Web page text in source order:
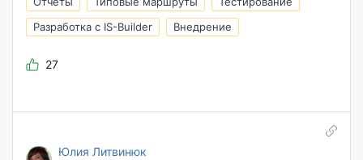
Разработка с IS-Builder
Внедрение
27
Юлия Литвинюк